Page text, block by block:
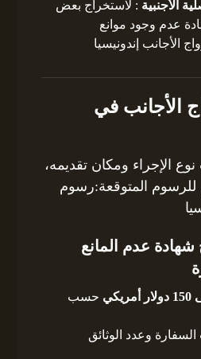
الأجنبية : لاستخراج بعض
عدم وجود موانع
الأجانب إندونيسيا
الأجانب في
الإجراء ومكان تقديمه،
للرسوم المتوقعة:رسوم
عدم المانع
حسب
وعدد الوثائق